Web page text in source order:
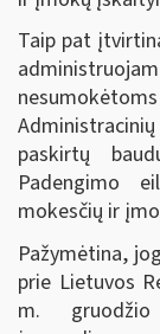
Taip pat
paskirtų
Padengimo
mokesčių ir
Pažymėtina,
prie Lietuvos
m.